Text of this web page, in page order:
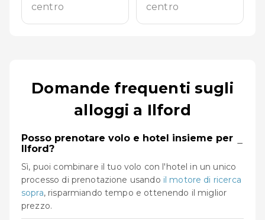
centro
centro
Domande frequenti sugli
alloggi a Ilford
Posso prenotare volo e hotel insieme per
Ilford?
−
Sì, puoi combinare il tuo volo con l'hotel in un unico
processo di prenotazione usando il motore di ricerca
sopra, risparmiando tempo e ottenendo il miglior
prezzo.